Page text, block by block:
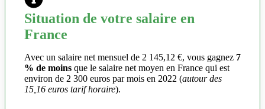
Situation de votre salaire en
France
Avec un salaire net mensuel de 2 145,12 €, vous gagnez 7
% de moins que le salaire net moyen en France qui est
environ de 2 300 euros par mois en 2022 (autour des
15,16 euros tarif horaire).